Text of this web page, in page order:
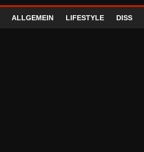
ALLGEMEIN LIFESTYLE DISS